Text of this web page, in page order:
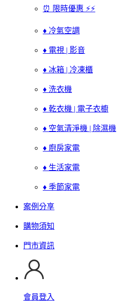
⏰ 限時優惠 ⚡⚡
♦ 冷氣空調
♦ 電視 | 影音
♦ 冰箱 | 冷凍櫃
♦ 洗衣機
♦ 乾衣機 | 電子衣櫥
♦ 空氣清淨機 | 除濕機
♦ 廚房家電
♦ 生活家電
♦ 季節家電
案例分享
購物須知
門市資訊
會員登入